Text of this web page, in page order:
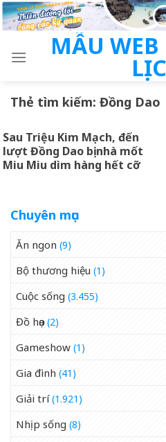
Skip
to
MẪU WEB
Thẻ tìm kiếm: Đồng Dao
Sau Triệu Kim Mạch, đến
lượt Đồng Dao bị nhà mốt
Miu Miu dìm hàng hết cỡ
Chuyên mục
Ăn ngon (9)
Bộ thương hiệu (1)
Cuộc sống (3.455)
Đồ họa(2)
Gameshow (1)
Gia đình (41)
Giải trí(1.921)
Nhịp sống (8)